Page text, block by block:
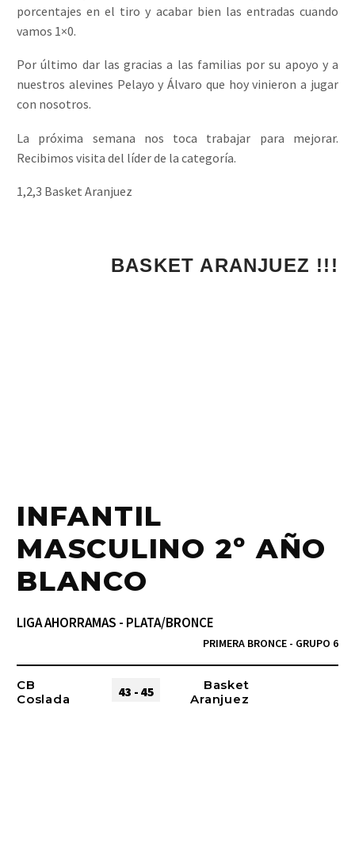
porcentajes en el tiro y acabar bien las entradas cuando
vamos 1×0.
Por último dar las gracias a las familias por su apoyo y a
nuestros alevines Pelayo y Álvaro que hoy vinieron a jugar
con nosotros.
La próxima semana nos toca trabajar para mejorar.
Recibimos visita del líder de la categoría.
1,2,3 Basket Aranjuez
BASKET
INFANTIL
MASCULINO 2º AÑO
BLANCO
LIGA AHORRAMAS - PLATA/BRONCE
PRIMERA BRONCE - GRUPO 6
CB
Coslada
43 - 45
Basket
Aranjuez